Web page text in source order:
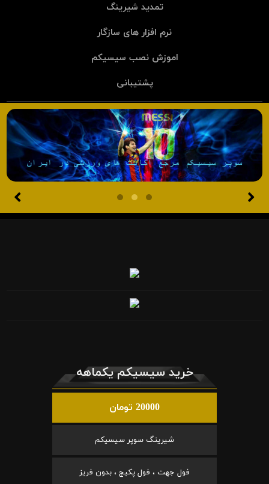
تمدید شیرینگ
نرم افزار های سازگار
اموزش نصب سیسیکم
پشتیبانی
خرید سیسیکم یکماهه
20000 تومان
شیرینگ سوپر سیسیکم
فول جهت ، فول پکیج ، بدون فریز